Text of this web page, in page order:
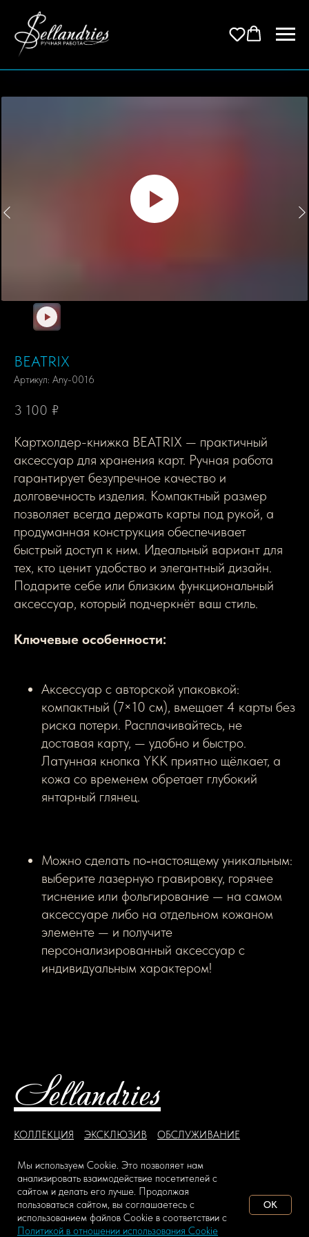
BEATRIX
Артикул: Any-0016
3 100 ₽
ДОБАВИТЬ В КОРЗИНУ
Картхолдер-книжка BEATRIX — практичный
аксессуар для хранения карт. Ручная работа
гарантирует безупречное качество и
долговечность изделия. Компактный размер
позволяет всегда держать карты под рукой, а
продуманная конструкция обеспечивает
быстрый доступ к ним. Идеальный вариант для
тех, кто ценит удобство и элегантный дизайн.
Подарите себе или близким функциональный
аксессуар, который подчеркнёт ваш стиль.
Ключевые особенности:
Аксессуар с авторской упаковкой:
компактный (7×10 см), вмещает 4 карты без
риска потери. Расплачивайтесь, не
доставая карту, — удобно и быстро.
Латунная кнопка YKK приятно щёлкает, а
кожа со временем обретает глубокий
янтарный глянец.
Можно сделать по‑настоящему уникальным:
выберите лазерную гравировку, горячее
тиснение или фольгирование — на самом
аксессуаре либо на отдельном кожаном
элементе — и получите
персонализированный аксессуар с
индивидуальным характером!
Sellandries
КОЛЛЕКЦИЯ ЭКСКЛЮЗИВ
ОБСЛУЖИВАНИЕ
Пантеон кожи
Возможности Привилегии
Мы используем Сookie. Это позволяет нам
анализировать взаимодействие посетителей с
сайтом и делать его лучше. Продолжая
пользоваться сайтом, вы соглашаетесь с
использованием файлов Сookie в соответствии с
Политикой в отношении использования Cookie
OK